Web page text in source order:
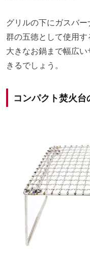
グリルの下にガスバ
群の五徳として使用
大きなお鍋まで幅広
きるでしょう。
コンパクト焚火